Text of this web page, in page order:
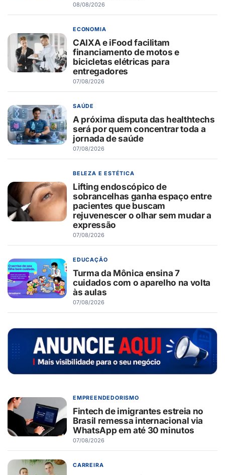
08/08/2026
ECONOMIA
CAIXA e iFood facilitam
financiamento de motos e
bicicletas elétricas para
entregadores
07/08/2026
SAÚDE
A próxima disputa das healthtechs
será por quem concentrar toda a
jornada de saúde
07/08/2026
BELEZA E ESTÉTICA
Lifting endoscópico de
sobrancelhas ganha espaço entre
pacientes que buscam
rejuvenescer o olhar sem mudar a
expressão
07/08/2026
EDUCAÇÃO
Turma da Mônica ensina 7
cuidados com o aparelho na volta
às aulas
07/08/2026
EMPREENDEDORISMO
Fintech de imigrantes estreia no
Brasil remessa internacional via
WhatsApp em até 30 minutos
07/08/2026
CARREIRA